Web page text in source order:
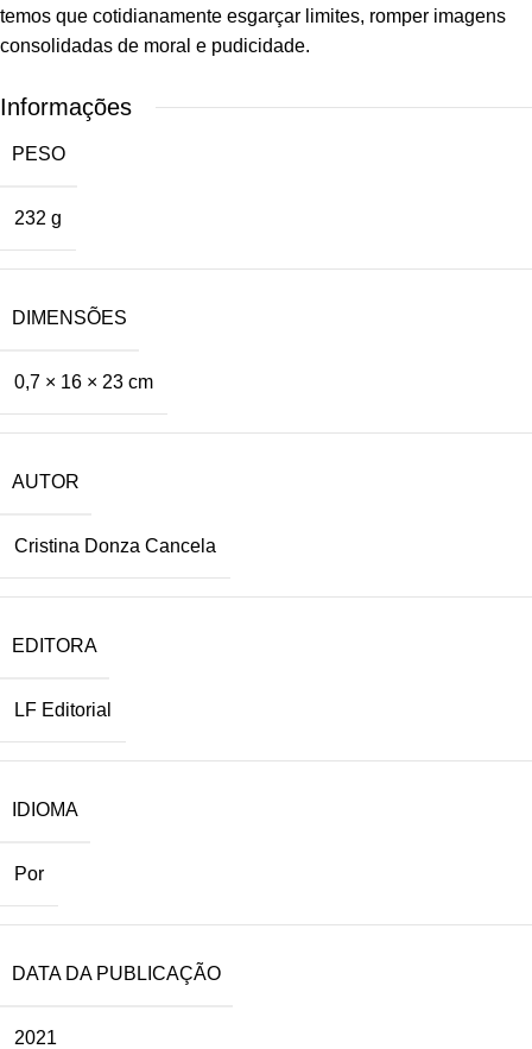
temos que cotidianamente esgarçar limites, romper imagens
consolidadas de moral e pudicidade.
Informações
PESO
232 g
DIMENSÕES
0,7 × 16 × 23 cm
AUTOR
Cristina Donza Cancela
EDITORA
LF Editorial
IDIOMA
Por
DATA DA PUBLICAÇÃO
2021